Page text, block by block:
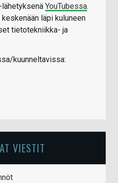
YouTubessa.
läpi kuluneen
tietotekniikka- ja
kuunneltavissa:
VIESTIT